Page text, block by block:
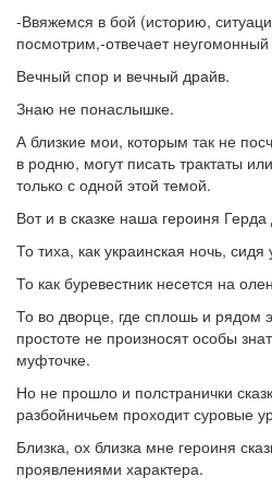
-Ввяжемся в бой (историю,
посмотрим,-отвечает
Вечный спор и вечный драйв.
Знаю не понаслышке.
А близкие мои, которым так не
в родню, могут писать трактаты
только с одной этой темой.
Вот и в сказке наша героиня
То тиха, как украинская ночь,
То как буревестник несется на
То во дворце, где сплошь и рядом
простоте не произносят особы
муфточке.
Но не прошло и полстранички
разбойничьем проходит суровые
Близка, ох близка мне героиня
проявлениями характера.